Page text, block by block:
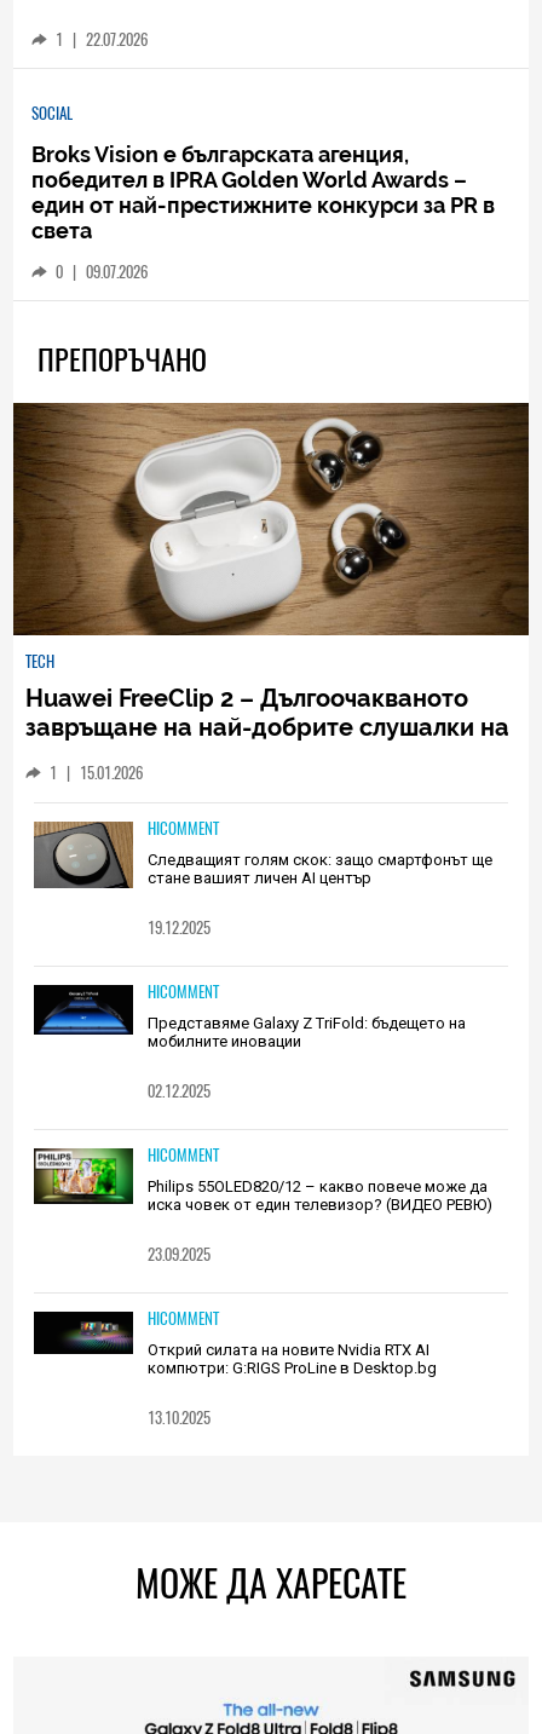
1 | 22.07.2026
SOCIAL
Broks Vision е българската агенция,
победител в IPRA Golden World Awards –
един от най-престижните конкурси за PR в
света
0 | 09.07.2026
ПРЕПОРЪЧАНО
TECH
Huawei FreeClip 2 – Дългоочакваното
завръщане на най-добрите слушалки на
1 | 15.01.2026
HICOMMENT
Следващият голям скок: защо смартфонът ще
стане вашият личен AI център
19.12.2025
HICOMMENT
Представяме Galaxy Z TriFold: бъдещето на
мобилните иновации
02.12.2025
HICOMMENT
Philips 55OLED820/12 – какво повече може да
иска човек от един телевизор? (ВИДЕО РЕВЮ)
23.09.2025
HICOMMENT
Открий силата на новите Nvidia RTX AI
компютри: G:RIGS ProLine в Desktop.bg
13.10.2025
МОЖЕ ДА ХАРЕСАТЕ